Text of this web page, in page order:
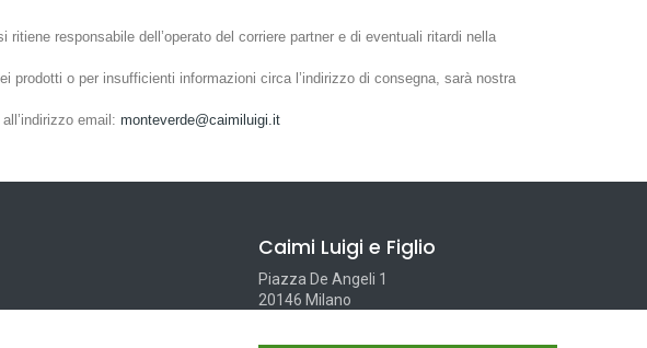
responsabile dell’operato del corriere partner e di eventuali ritardi nella
o per insufficienti informazioni circa l’indirizzo di consegna, sarà nostra
email: monteverde@caimiluigi.it
Caimi Luigi e Figlio
Piazza De Angeli 1
20146 Milano